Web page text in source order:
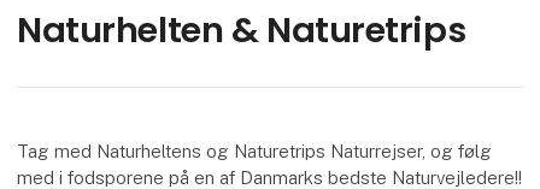
Naturhelten & Naturetrips
Tag med Naturheltens og Naturetrips Naturrejser, og følg
med i fodsporene på en af Danmarks bedste Naturvejledere!!